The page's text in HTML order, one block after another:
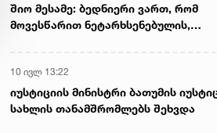
შიო მესამე: ბედნიერი ვართ, რომ
მოვესწარით ნეტარხსენებულის,
10 ივლ 13:22
იუსტიციის მინისტრი ბათუმის
სახლის თანამშრომლებს შეხვდა